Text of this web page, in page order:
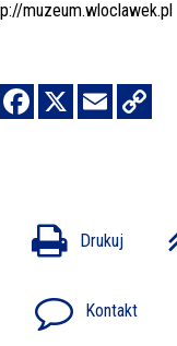
muzeum.wloclawek.pl
Drukuj
Kontakt